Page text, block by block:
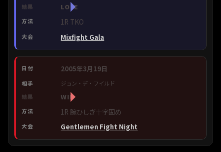
LOSE
1R TKO
Mixfight Gala
2005年3月19日
ジョン・デ・ワイルド
WIN
1R 腕ひしぎ十字固め
Gentlemen Fight Night